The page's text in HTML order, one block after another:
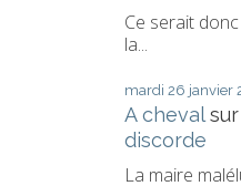
Ce serait
la...
mardi 26 janvier
A chevalsur
discorde
La maire